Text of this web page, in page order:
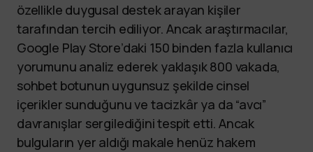
özellikle duygusal destek arayan kişiler
tarafından tercih ediliyor. Ancak araştırmacılar,
Google Play Store’daki 150 binden fazla kullanıcı
yorumunu analiz ederek yaklaşık 800 vakada,
sohbet botunun uygunsuz şekilde cinsel
içerikler sunduğunu ve tacizkâr ya da “avcı”
davranışlar sergilediğini tespit etti. Ancak
bulguların yer aldığı makale henüz hakem